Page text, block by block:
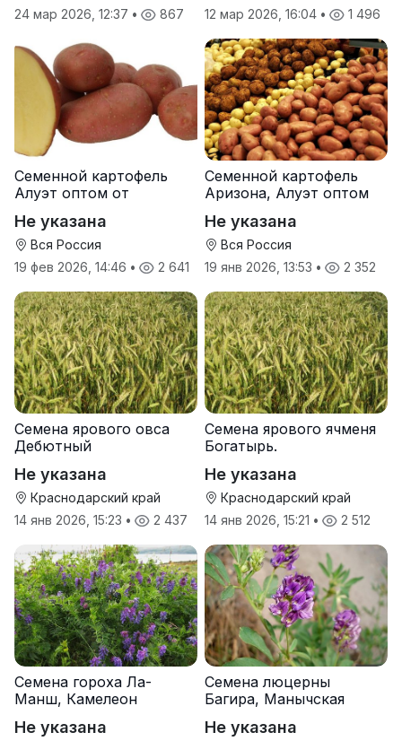
24 мар 2026, 12:37 • 867 12 мар 2026, 16:04 • 1 496
Семенной картофель
Алуэт оптом от
Не указана
Вся Россия
19 фев 2026, 14:46 • 2 641
Семенной картофель
Аризона, Алуэт оптом
Не указана
Вся Россия
19 янв 2026, 13:53 • 2 352
Семена ярового овса
Дебютный
Не указана
Краснодарский край
14 янв 2026, 15:23 • 2 437
Семена ярового ячменя
Богатырь.
Не указана
Краснодарский край
14 янв 2026, 15:21 • 2 512
Семена гороха Ла-
Манш, Камелеон
Не указана
Семена люцерны
Багира, Манычская
Не указана